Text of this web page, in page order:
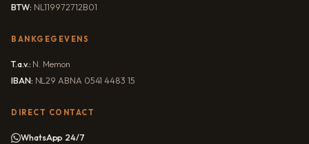
BTW: NL119972712B01
BANKGEGEVENS
T.a.v.: N. Memon
IBAN: NL29 ABNA 0541 4483 15
DIRECT CONTACT
WhatsApp 24/7